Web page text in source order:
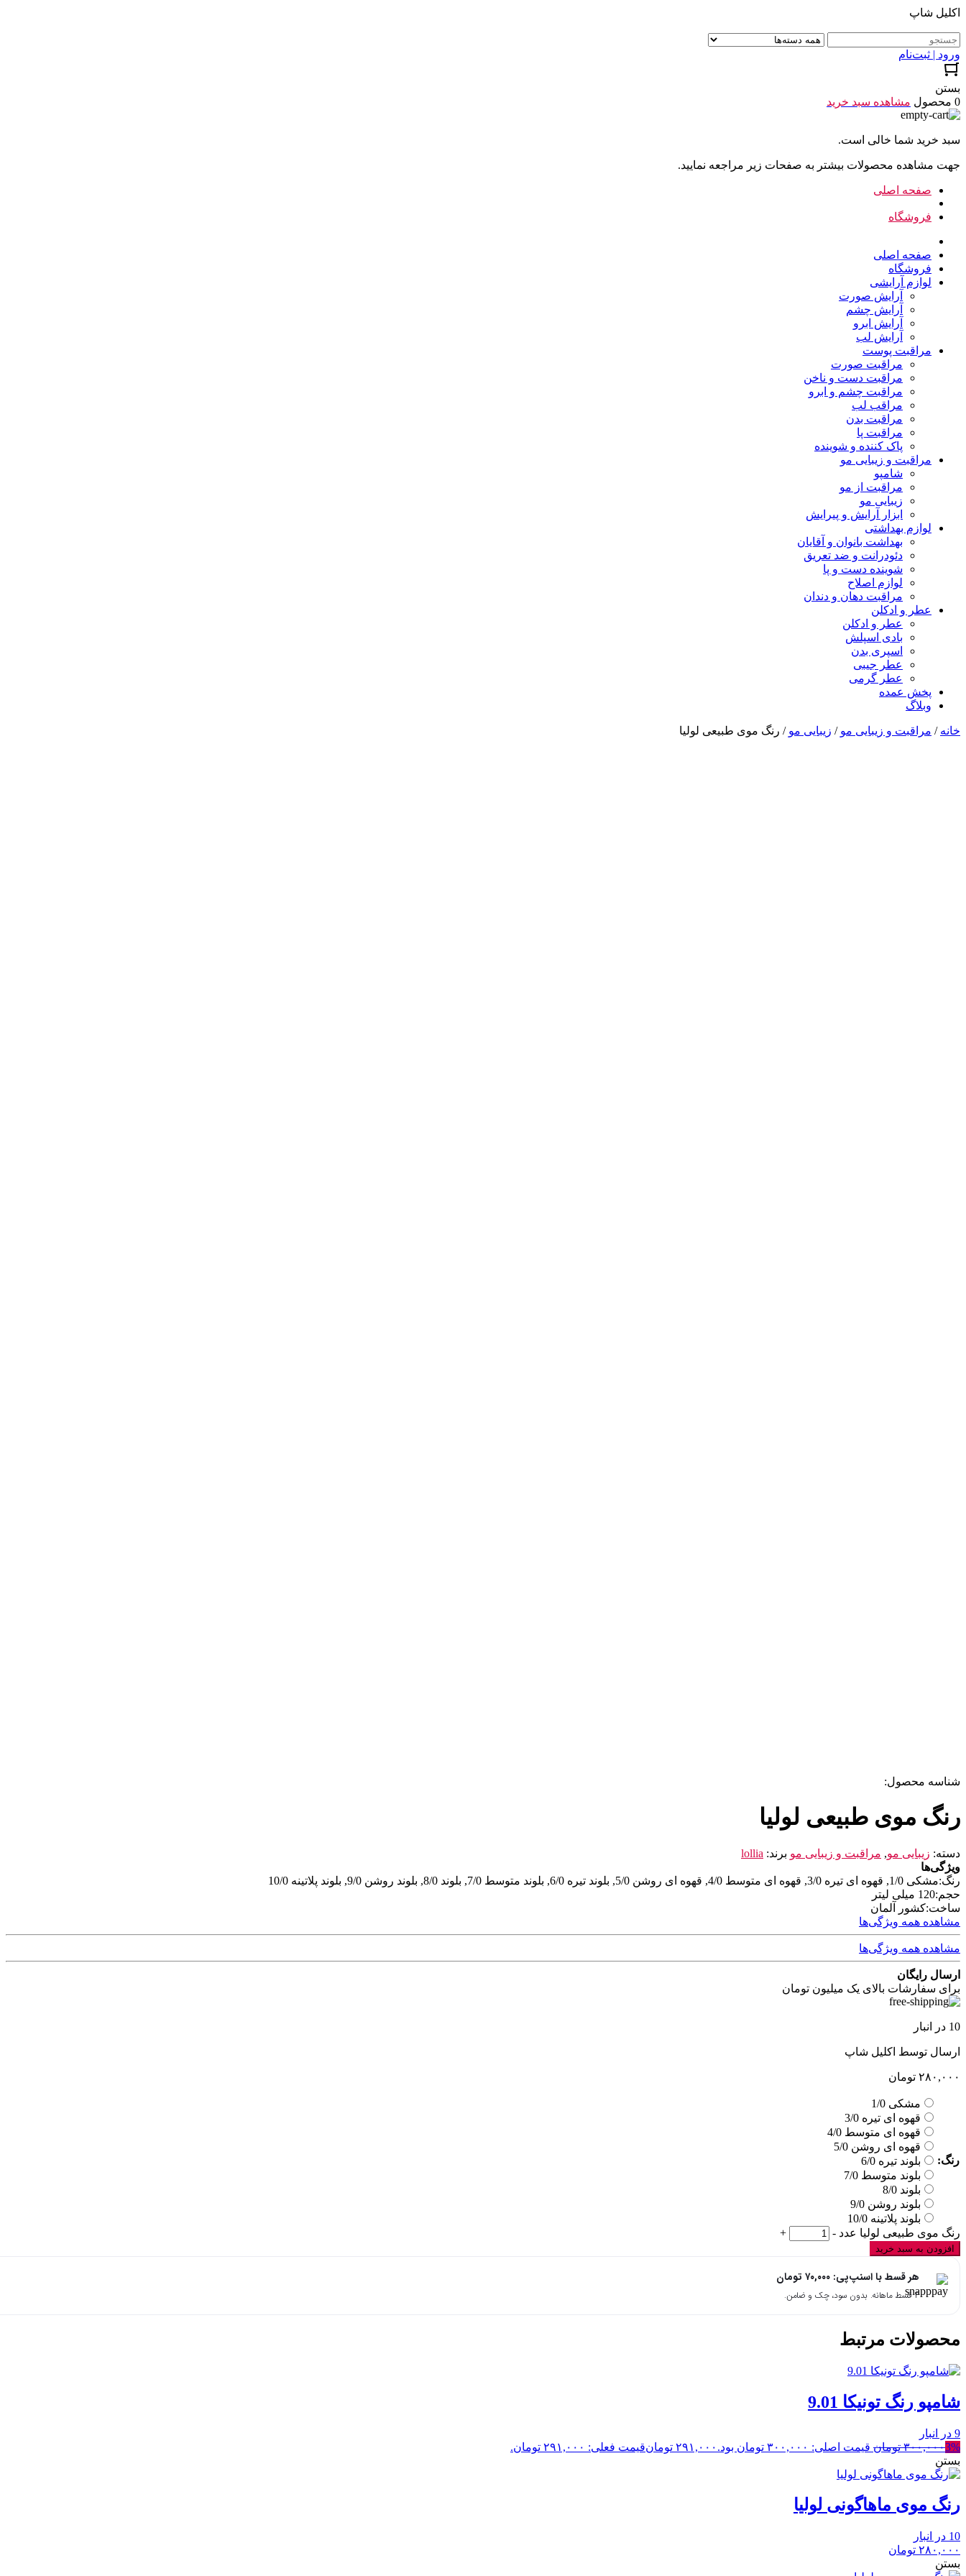
اکلیل شاپ
ورود | ثبت‌نام
بستن
0 محصول
مشاهده سبد خرید
سبد خرید شما خالی است.
جهت مشاهده محصولات بیشتر به صفحات زیر مراجعه نمایید.
صفحه اصلی
فروشگاه
صفحه اصلی
فروشگاه
لوازم آرایشی
آرایش صورت
آرایش چشم
آرایش ابرو
آرایش لب
مراقبت پوست
مراقبت صورت
مراقبت دست و ناخن
مراقبت چشم و ابرو
مراقب لب
مراقبت بدن
مراقبت پا
پاک کننده و شوینده
مراقبت و زیبایی مو
شامپو
مراقبت از مو
زیبایی مو
ابزار آرایش و پیرایش
لوازم بهداشتی
بهداشت بانوان و آقایان
دئودرانت و ضد تعریق
شوینده دست و پا
لوازم اصلاح
مراقبت دهان و دندان
عطر و ادکلن
عطر و ادکلن
بادی اسپلش
اسپری بدن
عطر جیبی
عطر گرمی
پخش عمده
وبلاگ
خانه / مراقبت و زیبایی مو / زیبایی مو / رنگ موی طبیعی لولیا
شناسه محصول:
رنگ موی طبیعی لولیا
دسته: زیبایی مو, مراقبت و زیبایی مو برند: lollia
ویژگی‌ها
رنگ:مشکی 1/0, قهوه ای تیره 3/0, قهوه ای متوسط 4/0, قهوه ای روشن 5/0, بلوند تیره 6/0, بلوند متوسط 7/0, بلوند 8/0, بلوند روشن 9/0, بلوند پلاتینه 10/0
حجم:120 میلی لیتر
ساخت:کشور آلمان
مشاهده همه ویژگی‌ها
مشاهده همه ویژگی‌ها
ارسال رایگان
برای سفارشات بالای یک میلیون تومان
10 در انبار
ارسال توسط اکلیل شاپ
۲۸۰,۰۰۰ تومان
رنگ:
مشکی 1/0
قهوه ای تیره 3/0
قهوه ای متوسط 4/0
قهوه ای روشن 5/0
بلوند تیره 6/0
بلوند متوسط 7/0
بلوند 8/0
بلوند روشن 9/0
بلوند پلاتینه 10/0
رنگ موی طبیعی لولیا عدد -
+
افزودن به سبد خرید
هر قسط با اسنپ‌پی: ۷۰,۰۰۰ تومان
۴ قسط ماهانه. بدون سود، چک و ضامن.
محصولات مرتبط
شامپو رنگ تونیکا 9.01
9 در انبار
3%۳۰۰,۰۰۰ تومان قیمت اصلی: ۳۰۰,۰۰۰ تومان بود. ۲۹۱,۰۰۰ تومانقیمت فعلی: ۲۹۱,۰۰۰ تومان.
بستن
رنگ موی ماهاگونی لولیا
10 در انبار
۲۸۰,۰۰۰ تومان
بستن